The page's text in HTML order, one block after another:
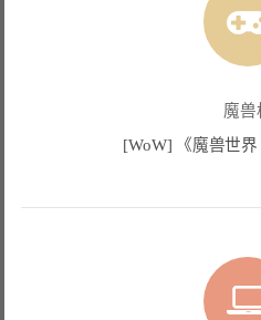
魔兽
[WoW] 《魔兽世界